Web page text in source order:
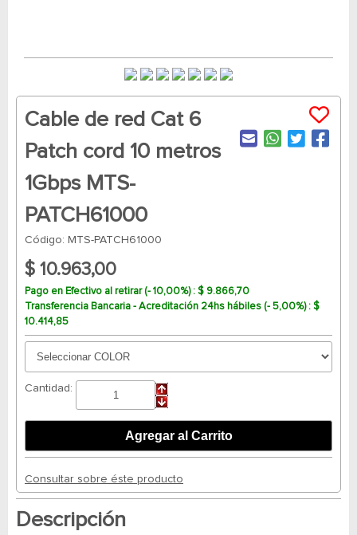
Cable de red Cat 6
Patch cord 10 metros
1Gbps MTS-
PATCH61000
Código: MTS-PATCH61000
$ 10.963,00
Pago en Efectivo al retirar (- 10,00%) : $ 9.866,70
Transferencia Bancaria - Acreditación 24hs hábiles (- 5,00%) : $
10.414,85
Cantidad:
Consultar sobre éste producto
Descripción